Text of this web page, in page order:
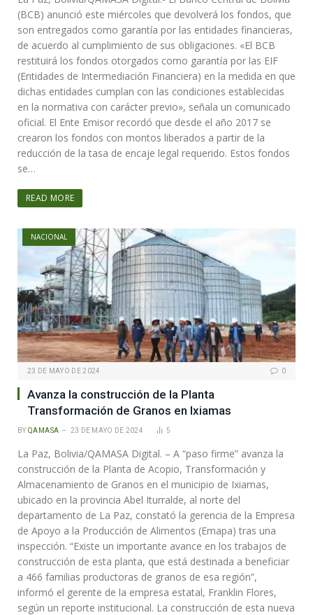
(BCB) anunció este miércoles que devolverá los fondos, que
son entregados como garantía por las entidades financieras,
de acuerdo al cumplimiento de sus obligaciones. «El BCB
restituirá los fondos otorgados como garantía por las EIF
(Entidades de Intermediación Financiera) en la medida en que
dichas entidades cumplan con las condiciones establecidas
en la normativa con carácter previo», señala un comunicado
oficial. El Ente Emisor recordó que desde el año 2017 se
crearon los fondos con montos liberados a partir de la
reducción de la tasa de encaje legal requerido. Estos fondos
se…
READ MORE
NACIONAL
23 DE MAYO DE 2024 0
Avanza la construcción de la Planta
Transformación de Granos en Ixiamas
BY QAMASA 23 DE MAYO DE 2024 5
La Paz, Bolivia/QAMASA Digital. – A “paso firme” avanza la
construcción de la Planta de Acopio, Transformación y
Almacenamiento de Granos en el municipio de Ixiamas,
ubicado en la provincia Abel Iturralde, al norte del
departamento de La Paz, constató la gerencia de la Empresa
de Apoyo a la Producción de Alimentos (Emapa) tras una
inspección. “Existe un importante avance en los trabajos de
construcción de esta planta, que está destinada a beneficiar
a 466 familias productoras de granos de esa región”,
informó el gerente de la empresa estatal, Franklin Flores,
según un reporte institucional. La construcción de esta nueva